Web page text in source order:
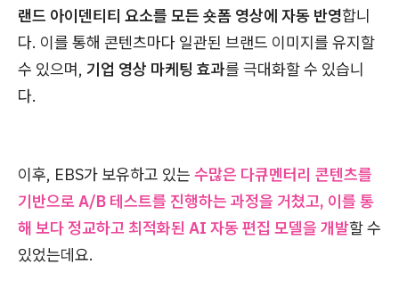
랜드 아이덴티티 요소를 모든 숏폼 영상에 자동 반영합니
다. 이를 통해 콘텐츠마다 일관된 브랜드 이미지를 유지할
수 있으며, 기업 영상 마케팅 효과를 극대화할 수 있습니
다.
이후, EBS가 보유하고 있는 수많은 다큐멘터리 콘텐츠를
기반으로 A/B 테스트를 진행하는 과정을 거쳤고, 이를 통
해 보다 정교하고 최적화된 AI 자동 편집 모델을 개발할 수
있었는데요.